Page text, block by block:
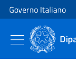
Vai al contenuto
Vai alla navigazione
Governo Italiano